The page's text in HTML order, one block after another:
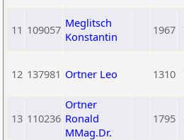
11 109057 Meglitsch
Konstantin
1967
12 137981 Ortner Leo 1310
13 110236
Ortner
Ronald
MMag.Dr.
1795